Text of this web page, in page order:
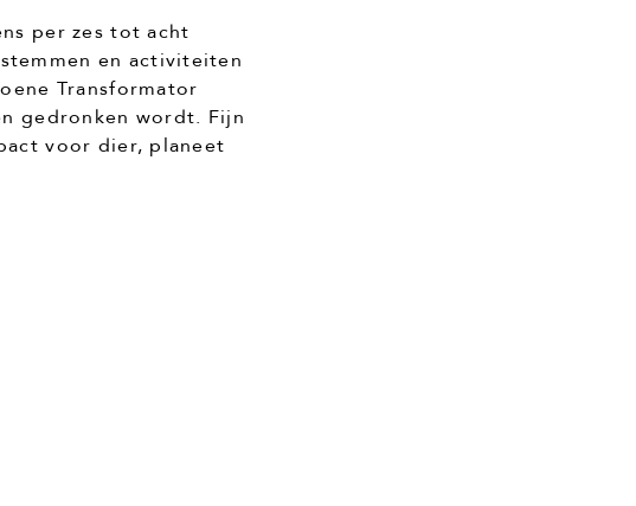
per zes tot acht
en activiteiten
Transformator
gedronken wordt. Fijn
voor dier, planeet